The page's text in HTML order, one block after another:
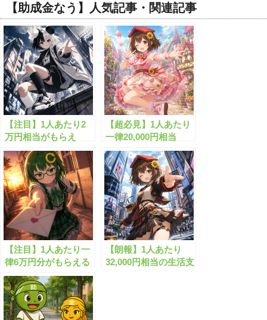
【助成金なう】人気記事・関連記事
【注目】1人あたり2
万円相当がもらえ
る”生活支援金”と
は？
【超必見】1人あたり
一律20,000円相当
の”生活安定給付
金”がもらえます！
【注目】1人あたり一
律6万円分がもらえる
規格外の給付金とは？
【朗報】1人あたり
32,000円相当の生活支